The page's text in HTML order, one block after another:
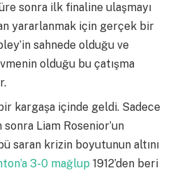
sonra ilk finaline ulaşmayı
yararlanmak için gerçek bir
sahnede olduğu ve
olduğu bu çatışma
kargaşa içinde geldi. Sadece
Liam Rosenior’un
saran krizin boyutunun altını
3-0 mağlup 1912’den beri